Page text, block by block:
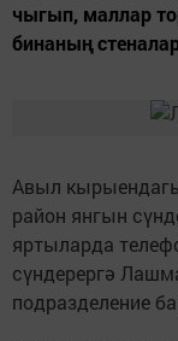
чыгып, маллар
бинаның
Авыл
район янгын
яртыларда
сүндерергә
подразделение